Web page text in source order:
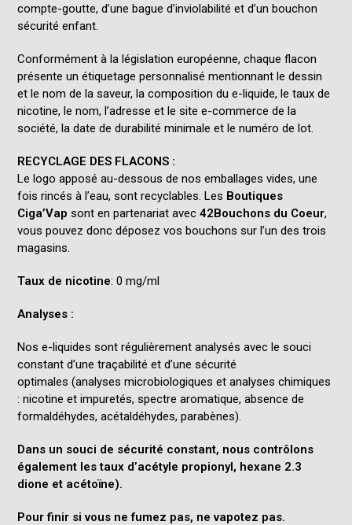
compte-goutte, d’une bague d’inviolabilité et d’un bouchon
sécurité enfant.
Conformément à la législation européenne, chaque flacon
présente un étiquetage personnalisé mentionnant le dessin
et le nom de la saveur, la composition du e-liquide, le taux de
nicotine, le nom, l’adresse et le site e-commerce de la
société, la date de durabilité minimale et le numéro de lot.
RECYCLAGE DES FLACONS :
Le logoapposé au-dessous de nos emballages vides, une
fois rincés à l’eau, sont recyclables. Les Boutiques
Ciga’Vap sont en partenariat avec42Bouchons du Coeur,
vous pouvez donc déposez vos bouchons sur l’un des trois
magasins.
Taux de nicotine: 0 mg/ml
Analyses :
Nos e-liquides sont régulièrement analysés avec le souci
constant d’une traçabilité et d’une sécurité
optimales (analyses microbiologiques et analyses chimiques
: nicotine et impuretés, spectre aromatique, absence de
formaldéhydes, acétaldéhydes, parabènes).
Dans un souci de sécurité constant, nous contrôlons
également les taux d’acétyle propionyl, hexane 2.3
dione et acétoïne).
Pour finir si vous ne fumez pas, ne vapotez pas.